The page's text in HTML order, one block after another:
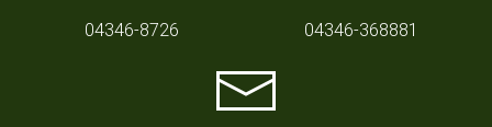
04346-8726 04346-368881